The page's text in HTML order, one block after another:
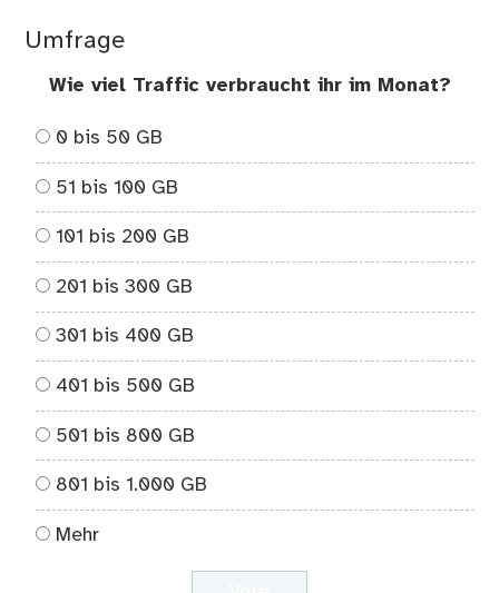
Umfrage
Wie viel Traffic verbraucht ihr im Monat?
0 bis 50 GB
51 bis 100 GB
101 bis 200 GB
201 bis 300 GB
301 bis 400 GB
401 bis 500 GB
501 bis 800 GB
801 bis 1.000 GB
Mehr